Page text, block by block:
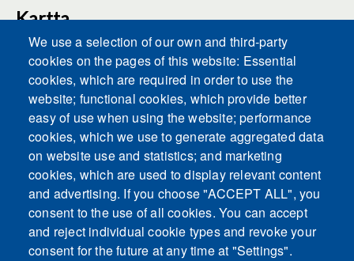
Kartta
This content is blocked because Embeds
cookies have not been accepted.
ACCEPT ALL COOKIES
Only accept Embeds cookies
We use a selection of our own and third-party
cookies on the pages of this website: Essential
cookies, which are required in order to use the
website; functional cookies, which provide better
easy of use when using the website; performance
cookies, which we use to generate aggregated data
on website use and statistics; and marketing
cookies, which are used to display relevant content
and advertising. If you choose "ACCEPT ALL", you
consent to the use of all cookies. You can accept
and reject individual cookie types and revoke your
consent for the future at any time at "Settings".